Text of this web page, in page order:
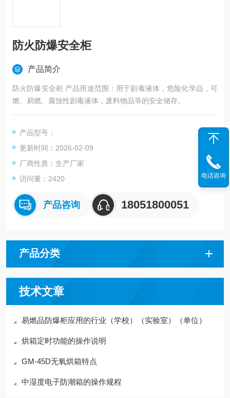
防火防爆安全柜
产品简介
防火防爆安全柜 产品用途范围：用于剧毒液体，危险化学品，可
燃、易燃、腐蚀性剧毒液体，废料物品等的安全储存。
产品型号：
更新时间：2026-02-09
厂商性质：生产厂家
访问量：2420
产品咨询 18051800051
产品分类
技术文章
易燃品防爆柜应用的行业（学校）（实验室）（单位）
烘箱定时功能的操作说明
GM-45D无氧烘箱特点
中湿度电子防潮箱的操作规程
电话咨询